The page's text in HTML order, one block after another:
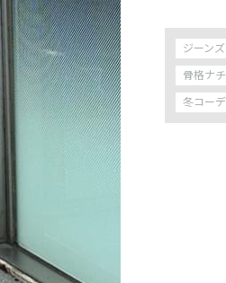
ジーンズ
骨格ナ
冬コーデ